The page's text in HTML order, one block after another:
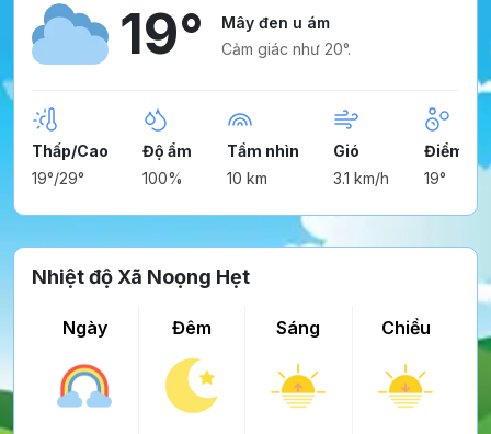
19°
Mây đen u ám
Cảm giác như 20°.
Thấp/Cao
19°/29°
Độ ẩm
100%
Tầm nhìn
10 km
Gió
3.1 km/h
Điểm
19°
Nhiệt độ Xã Noọng Hẹt
Ngày Đêm Sáng Chiều